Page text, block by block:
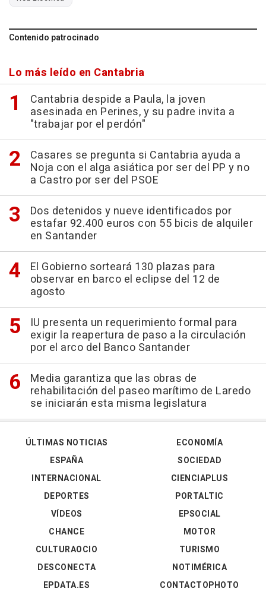
Contenido patrocinado
Lo más leído en Cantabria
Cantabria despide a Paula, la joven
asesinada en Perines, y su padre invita a
"trabajar por el perdón"
Casares se pregunta si Cantabria ayuda a
Noja con el alga asiática por ser del PP y no
a Castro por ser del PSOE
Dos detenidos y nueve identificados por
estafar 92.400 euros con 55 bicis de alquiler
en Santander
El Gobierno sorteará 130 plazas para
observar en barco el eclipse del 12 de
agosto
IU presenta un requerimiento formal para
exigir la reapertura de paso a la circulación
por el arco del Banco Santander
Media garantiza que las obras de
rehabilitación del paseo marítimo de Laredo
se iniciarán esta misma legislatura
ÚLTIMAS NOTICIAS
ESPAÑA
INTERNACIONAL
DEPORTES
VÍDEOS
ECONOMÍA
SOCIEDAD
CIENCIAPLUS
PORTALTIC
EPSOCIAL
CHANCE
CULTURAOCIO
DESCONECTA
EPDATA.ES
MOTOR
TURISMO
NOTIMÉRICA
CONTACTOPHOTO